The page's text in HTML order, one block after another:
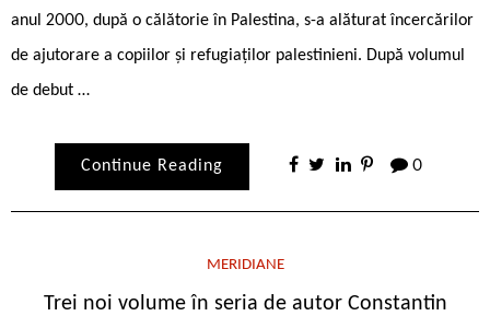
anul 2000, după o călătorie în Palestina, s-a alăturat încercărilor
de ajutorare a copiilor și refugiaților palestinieni. După volumul
de debut …
Continue Reading 0
MERIDIANE
Trei noi volume în seria de autor Constantin